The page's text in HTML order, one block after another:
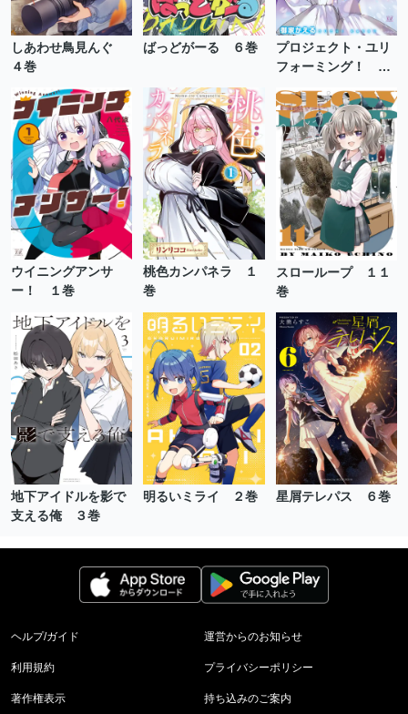
しあわせ鳥見んぐ
４巻
ばっどがーる ６巻
プロジェクト・ユリ
フォーミング！ ２
ウイニングアンサ
ー！ １巻
桃色カンパネラ １
巻
スローループ １１
巻
地下アイドルを影で
支える俺 ３巻
明るいミライ ２巻 星屑テレパス ６巻
ヘルプ/ガイド 運営からのお知らせ
利用規約 プライバシーポリシー
著作権表示 持ち込みのご案内